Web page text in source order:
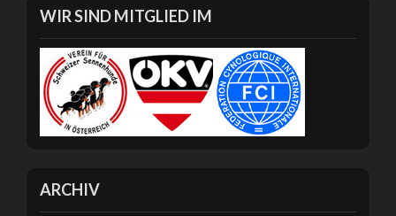
WIR SIND MITGLIED IM
ARCHIV